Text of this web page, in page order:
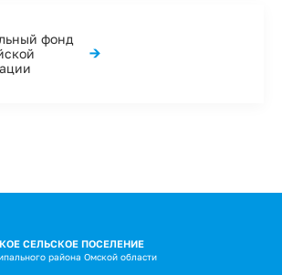
фонд
→
СЕЛЬСКОЕ ПОСЕЛЕНИЕ
района Омской области